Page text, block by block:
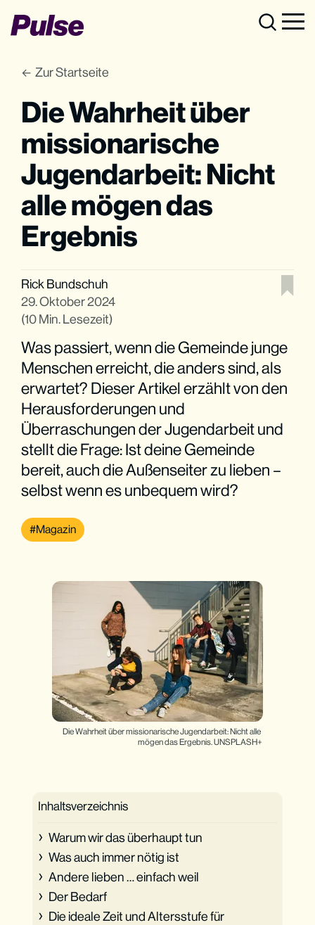
Zur Startseite
Die Wahrheit über
missionarische
Jugendarbeit: Nicht
alle mögen das
Ergebnis
Rick Bundschuh
29. Oktober 2024
(10 Min. Lesezeit)
Was passiert, wenn die Gemeinde junge
Menschen erreicht, die anders sind, als
erwartet? Dieser Artikel erzählt von den
Herausforderungen und
Überraschungen der Jugendarbeit und
stellt die Frage: Ist deine Gemeinde
bereit, auch die Außenseiter zu lieben –
selbst wenn es unbequem wird?
Magazin
Die Wahrheit über missionarische Jugendarbeit: Nicht alle
mögen das Ergebnis. UNSPLASH+
Inhaltsverzeichnis
Warum wir das überhaupt tun
Was auch immer nötig ist
Andere lieben … einfach weil
Der Bedarf
Die ideale Zeit und Altersstufe für